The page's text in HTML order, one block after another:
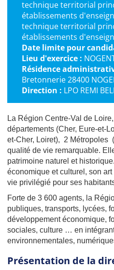
technique territorial
établissements
technique territorial
établissements
Date limite pour
Lieu d'exercice :
Résidence
Bretonnerie 28400
Direction : LPO REMI
La Région Centre-Val de
départements (Cher, Eure-et-
et-Cher, Loiret), 2 Métropoles
qualité de vie remarquable.
patrimoine naturel et
économique et culturel, son
vie privilégié pour ses
Forte de 3 600 agents, la
publiques, transports, lycées,
développement économique,
sociales, culture … en
environnementales,
Présentation de la